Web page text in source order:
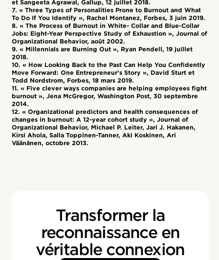
et Sangeeta Agrawal, Gallup, 12 juillet 2018.
7. « Three Types of Personalities Prone to Burnout and What
To Do If You Identify », Rachel Montanez, Forbes, 3 juin 2019.
8. « The Process of Burnout in White- Collar and Blue-Collar
Jobs: Eight-Year Perspective Study of Exhaustion », Journal of
Organizational Behavior, août 2002.
9. « Millennials are Burning Out », Ryan Pendell, 19 juillet
2018.
10. « How Looking Back to the Past Can Help You Confidently
Move Forward: One Entrepreneur’s Story », David Sturt et
Todd Nordstrom, Forbes, 18 mars 2019.
11. « Five clever ways companies are helping employees fight
burnout », Jena McGregor, Washington Post, 30 septembre
2014.
12. « Organizational predictors and health consequences of
changes in burnout: A 12-year cohort study », Journal of
Organizational Behavior, Michael P. Leiter, Jari J. Hakanen,
Kirsi Ahola, Salla Toppinen-Tanner, Aki Koskinen, Ari
Väänänen, octobre 2013.
Transformer la
reconnaissance en
véritable connexion